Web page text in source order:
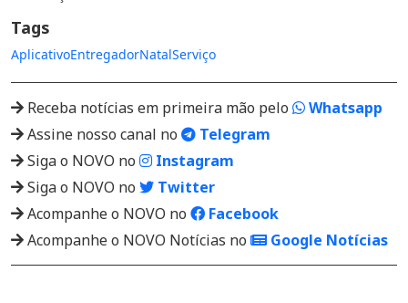
Tags
AplicativoEntregadorNatalServiço
Receba notícias em primeira mão pelo
Whatsapp
Assine nosso canal no
Telegram
Siga o NOVO no
Instagram
Siga o NOVO no
Twitter
Acompanhe o NOVO no
Facebook
Acompanhe o NOVO Notícias no
Google Notícias